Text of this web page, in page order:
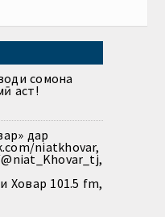
сомона
аст!
дар
niatkhovar,
Ховар 101.5 fm,